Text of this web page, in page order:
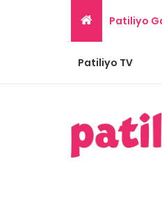
Patiliyo
Patiliyo TV